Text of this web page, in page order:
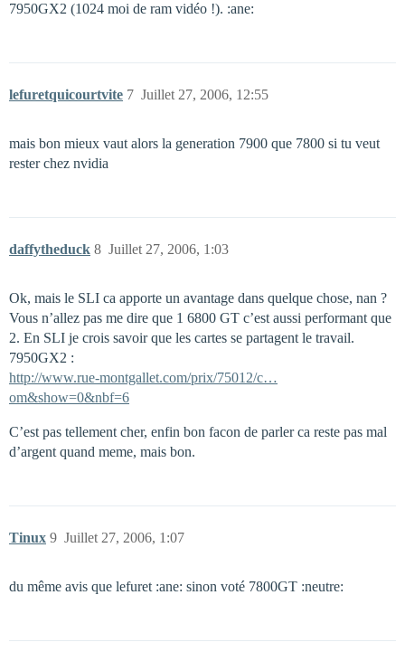
7950GX2 (1024 moi de ram vidéo !). :ane:
lefuretquicourtvite Juillet 27, 2006, 12:55
7
mais bon mieux vaut alors la generation 7900 que 7800 si tu veut
rester chez nvidia
daffytheduck Juillet 27, 2006, 1:03
8
Ok, mais le SLI ca apporte un avantage dans quelque chose, nan ?
Vous n’allez pas me dire que 1 6800 GT c’est aussi performant que
2. En SLI je crois savoir que les cartes se partagent le travail.
7950GX2 :
http://www.rue-montgallet.com/prix/75012/c…
om&show=0&nbf=6
C’est pas tellement cher, enfin bon facon de parler ca reste pas mal
d’argent quand meme, mais bon.
Tinux Juillet 27, 2006, 1:07
9
du même avis que lefuret :ane: sinon voté 7800GT :neutre: